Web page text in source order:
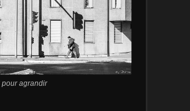
pour agrandir